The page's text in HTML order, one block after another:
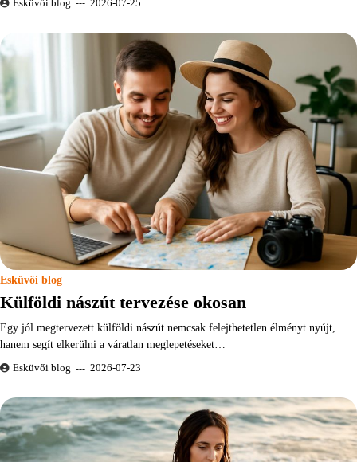
Esküvői blog 2026-07-25
Esküvői blog
Külföldi nászút tervezése okosan
Egy jól megtervezett külföldi nászút nemcsak felejthetetlen élményt nyújt,
hanem segít elkerülni a váratlan meglepetéseket…
Esküvői blog 2026-07-23